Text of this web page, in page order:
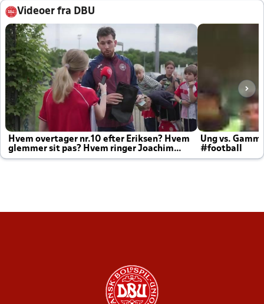
Videoer fra DBU
Hvem overtager nr.10 efter Eriksen? Hvem
glemmer sit pas? Hvem ringer Joachim
altid til efter kampe?
Ung vs.
#football